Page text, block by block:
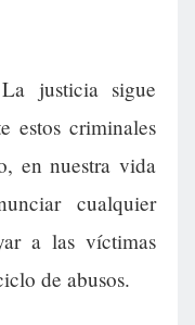
justicia sigue
estos criminales
en nuestra vida
cualquier
a las víctimas
de abusos.